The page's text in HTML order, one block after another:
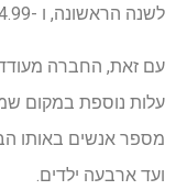
לשנה הראשונה, ו -14.99 דולר סטנדרטיים לחודש לאחר מכן.
עם זאת, החברה
עלות נוספת במקום
מספר אנשים באותו
ועד ארבעה ילדים.